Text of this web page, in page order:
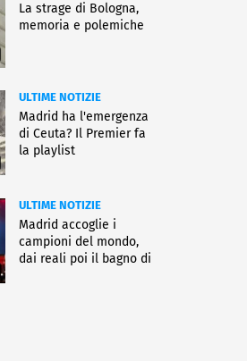
La strage di Bologna,
memoria e polemiche
ULTIME NOTIZIE
Madrid ha l'emergenza
di Ceuta? Il Premier fa
la playlist
ULTIME NOTIZIE
Madrid accoglie i
campioni del mondo,
dai reali poi il bagno di